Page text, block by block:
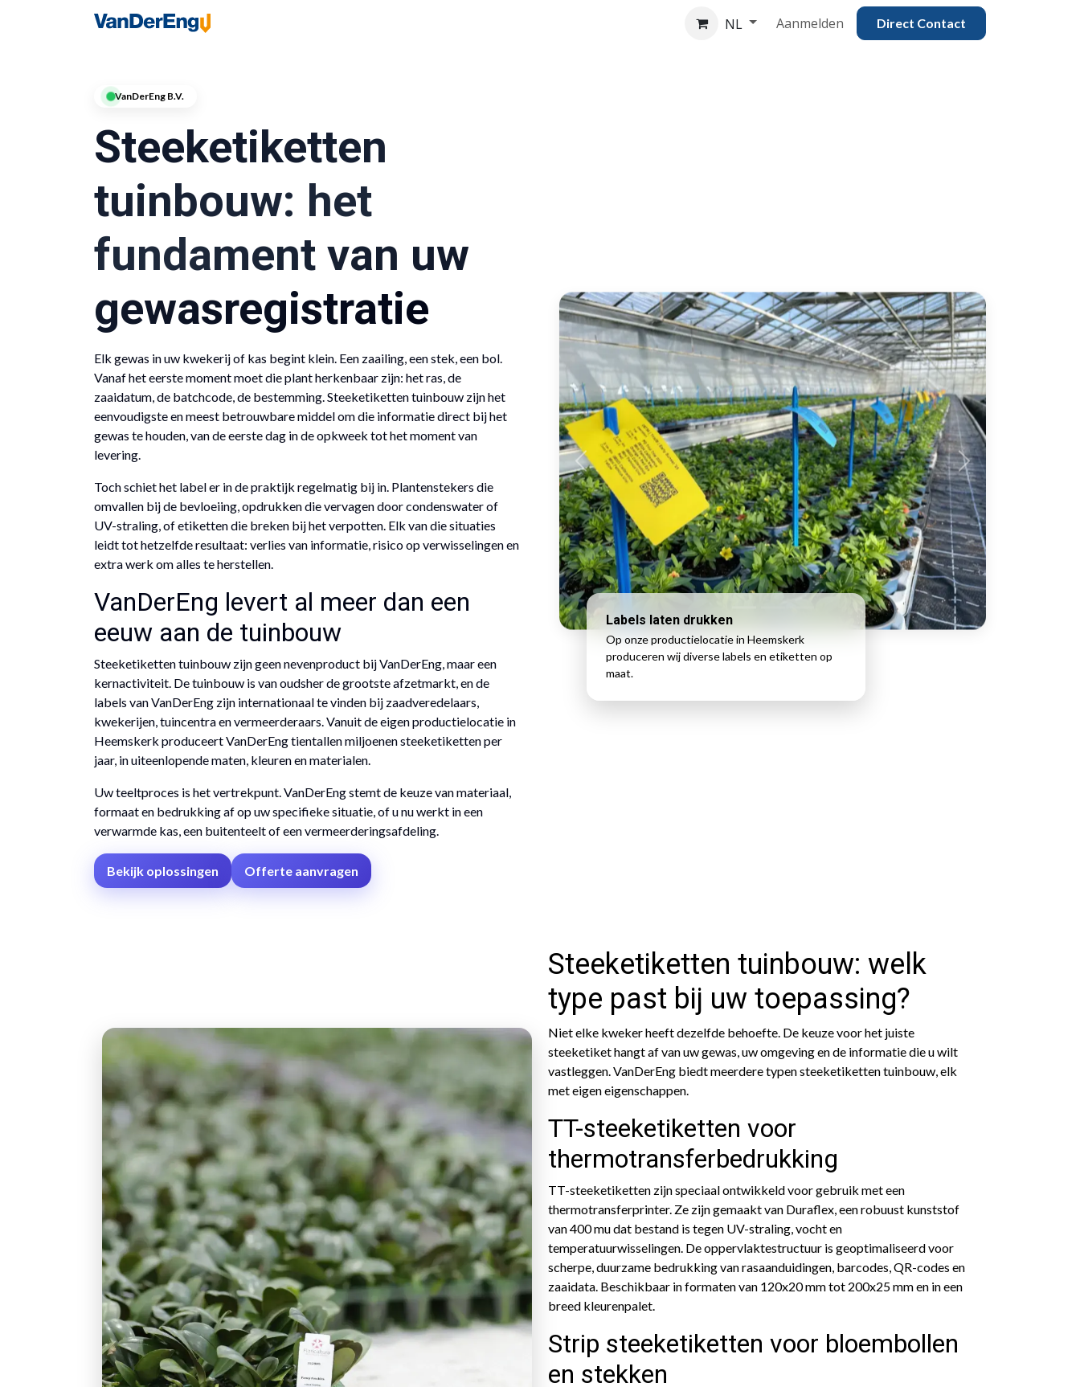
Over ons NL Aanmelden Direct Contac​​​​​​​​t
VanDerEng B.V.
Steeketiketten
tuinbouw: het
fundament van uw
gewasregistratie
Elk gewas in uw kwekerij of kas begint klein. Een zaailing, een stek, een bol.
Vanaf het eerste moment moet die plant herkenbaar zijn: het ras, de
zaaidatum, de batchcode, de bestemming. Steeketiketten tuinbouw zijn het
eenvoudigste en meest betrouwbare middel om die informatie direct bij het
gewas te houden, van de eerste dag in de opkweek tot het moment van
levering.
Toch schiet het label er in de praktijk regelmatig bij in. Plantenstekers die
omvallen bij de bevloeiing, opdrukken die vervagen door condenswater of
UV-straling, of etiketten die breken bij het verpotten. Elk van die situaties
leidt tot hetzelfde resultaat: verlies van informatie, risico op verwisselingen en
extra werk om alles te herstellen.
VanDerEng levert al meer dan een
eeuw aan de tuinbouw
Steeketiketten tuinbouw zijn geen nevenproduct bij VanDerEng, maar een
kernactiviteit. De tuinbouw is van oudsher de grootste afzetmarkt, en de
labels van VanDerEng zijn internationaal te vinden bij zaadveredelaars,
kwekerijen, tuincentra en vermeerderaars. Vanuit de eigen productielocatie in
Heemskerk produceert VanDerEng tientallen miljoenen steeketiketten per
jaar, in uiteenlopende maten, kleuren en materialen.
Uw teeltproces is het vertrekpunt. VanDerEng stemt de keuze van materiaal,
formaat en bedrukking af op uw specifieke situatie, of u nu werkt in een
verwarmde kas, een buitenteelt of een vermeerderingsafdeling.
Bekijk oplossingen Offerte aanvragen
Labels laten drukken
Op onze productielocatie in Heemskerk
produceren wij diverse labels en etiketten op
maat.
Steeketiketten tuinbouw: welk
type past bij uw toepassing?
Niet elke kweker heeft dezelfde behoefte. De keuze voor het juiste
steeketiket hangt af van uw gewas, uw omgeving en de informatie die u wilt
vastleggen. VanDerEng biedt meerdere typen steeketiketten tuinbouw, elk
met eigen eigenschappen.
TT-steeketiketten voor
thermotransferbedrukking
TT-steeketiketten zijn speciaal ontwikkeld voor gebruik met een
thermotransferprinter. Ze zijn gemaakt van Duraflex, een robuust kunststof
van 400 mu dat bestand is tegen UV-straling, vocht en
temperatuurwisselingen. De oppervlaktestructuur is geoptimaliseerd voor
scherpe, duurzame bedrukking van rasaanduidingen, barcodes, QR-codes en
zaaidata. Beschikbaar in formaten van 120x20 mm tot 200x25 mm en in een
breed kleurenpalet.
Strip steeketiketten voor bloembollen
en stekken